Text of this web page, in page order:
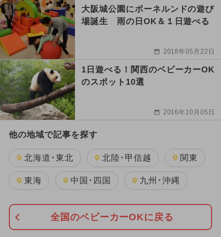
大阪城公園にボーネルンドの遊び
場誕生 雨の日OK＆１日遊べる
2018年05月22日
1日遊べる！関西のベビーカーOK
のスポット10選
2016年10月05日
他の地域で記事を探す
北海道･東北 北陸･甲信越 関東
東海 中国･四国 九州･沖縄
全国のベビーカーOKに戻る